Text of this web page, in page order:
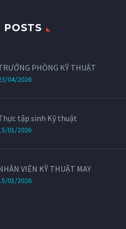
POSTS
PHÒNG KỸ THUẬT
04/2026
tập sinh Kỹ thuật
01/2026
VIÊN KỸ THUẬT MAY
01/2026